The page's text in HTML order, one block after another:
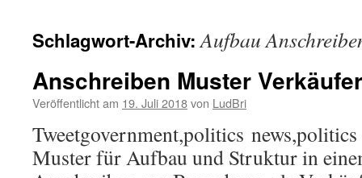
Schlagwort-Archiv:Aufbau
Anschreiben Muster Verkäufer
Veröffentlicht am 19. Juli 2018von LudBri
Tweetgovernment,politics
Muster für Aufbau und Struktur in